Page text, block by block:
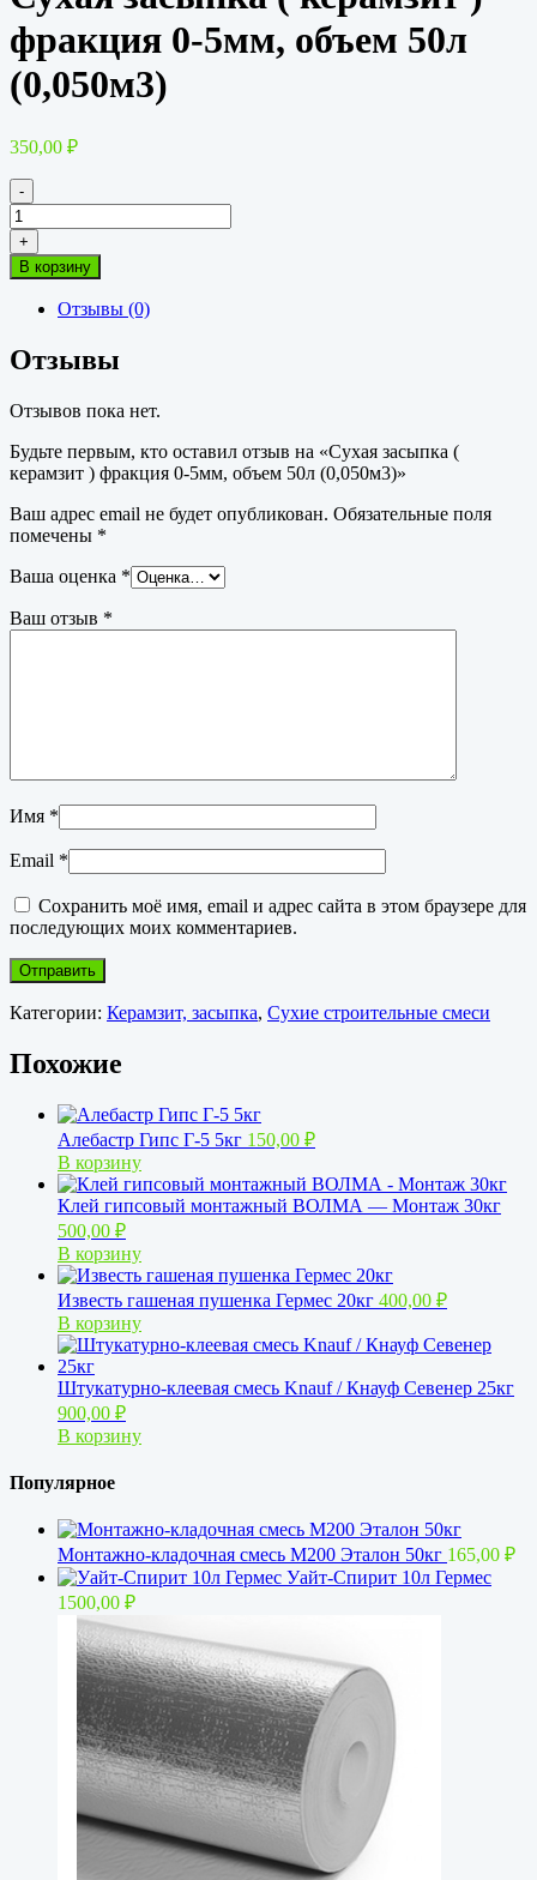
фракция 0-5мм, объем 50л
(0,050м3)
350,00 ₽
-
Количество
товара
Сухая
засыпка
керамзит
фракция
5мм,
50л
(0,050м3)
+
В корзину
Отзывы (0)
Отзывы
Отзывов пока нет.
Будьте первым, кто оставил отзыв на «Сухая засыпка (
керамзит ) фракция 0-5мм, объем 50л (0,050м3)»
Ваш адрес email не будет опубликован. Обязательные поля
помечены *
Ваша оценка *
Ваш отзыв *
Имя *
Email *
Сохранить моё имя, email и адрес сайта в этом браузере для
последующих моих комментариев.
Категории: Керамзит, засыпка, Сухие строительные смеси
Похожие
Алебастр Гипс Г-5 5кг 150,00 ₽
В корзину
Клей гипсовый монтажный ВОЛМА — Монтаж 30кг
500,00 ₽
В корзину
Известь гашеная пушенка Гермес 20кг 400,00 ₽
В корзину
Штукатурно-клеевая смесь Knauf / Кнауф Севенер 25кг
900,00 ₽
В корзину
Популярное
Монтажно-кладочная смесь М200 Эталон 50кг 165,00 ₽
Уайт-Спирит 10л Гермес
1500,00 ₽